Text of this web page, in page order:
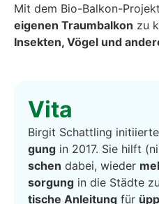
Mit dem Bio-Bal­kon-
eige­nen Traum­bal­kon zu
Insek­ten, Vögel und
Vita
Bir­git Schatt­ling
gung in 2017. Sie hilft
schen dabei, wie­der
sor­gung in die Städ­te
ti­sche Anlei­tung für